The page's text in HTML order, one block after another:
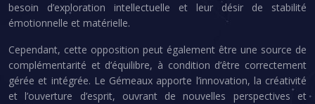
besoin d’exploration intellectuelle et leur désir de stabilité
émotionnelle et matérielle.
Cependant, cette opposition peut également être une source de
complémentarité et d’équilibre, à condition d’être correctement
gérée et intégrée. Le Gémeaux apporte l’innovation, la créativité
et l’ouverture d’esprit, ouvrant de nouvelles perspectives et